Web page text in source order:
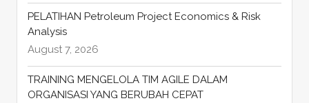
PELATIHAN Petroleum Project Economics & Risk
Analysis
August 7, 2026
TRAINING MENGELOLA TIM AGILE DALAM
ORGANISASI YANG BERUBAH CEPAT